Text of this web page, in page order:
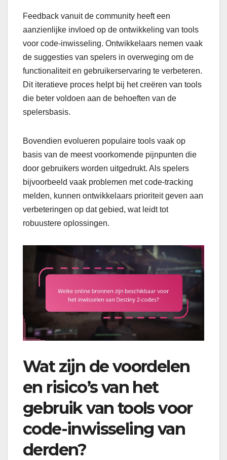
Feedback vanuit de community heeft een
aanzienlijke invloed op de ontwikkeling van tools
voor code-inwisseling. Ontwikkelaars nemen vaak
de suggesties van spelers in overweging om de
functionaliteit en gebruikerservaring te verbeteren.
Dit iteratieve proces helpt bij het creëren van tools
die beter voldoen aan de behoeften van de
spelersbasis.
Bovendien evolueren populaire tools vaak op
basis van de meest voorkomende pijnpunten die
door gebruikers worden uitgedrukt. Als spelers
bijvoorbeeld vaak problemen met code-tracking
melden, kunnen ontwikkelaars prioriteit geven aan
verbeteringen op dat gebied, wat leidt tot
robuustere oplossingen.
Wat zijn de voordelen
en risico’s van het
gebruik van tools voor
code-inwisseling van
derden?